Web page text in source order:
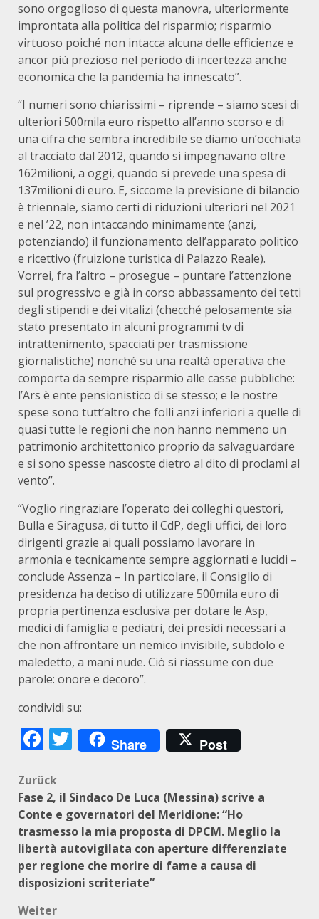
sono orgoglioso di questa manovra, ulteriormente
improntata alla politica del risparmio; risparmio
virtuoso poiché non intacca alcuna delle efficienze e
ancor più prezioso nel periodo di incertezza anche
economica che la pandemia ha innescato”.
“I numeri sono chiarissimi – riprende – siamo scesi di
ulteriori 500mila euro rispetto all’anno scorso e di
una cifra che sembra incredibile se diamo un’occhiata
al tracciato dal 2012, quando si impegnavano oltre
162milioni, a oggi, quando si prevede una spesa di
137milioni di euro. E, siccome la previsione di bilancio
è triennale, siamo certi di riduzioni ulteriori nel 2021
e nel ’22, non intaccando minimamente (anzi,
potenziando) il funzionamento dell’apparato politico
e ricettivo (fruizione turistica di Palazzo Reale).
Vorrei, fra l’altro – prosegue – puntare l’attenzione
sul progressivo e già in corso abbassamento dei tetti
degli stipendi e dei vitalizi (checché pelosamente sia
stato presentato in alcuni programmi tv di
intrattenimento, spacciati per trasmissione
giornalistiche) nonché su una realtà operativa che
comporta da sempre risparmio alle casse pubbliche:
l’Ars è ente pensionistico di se stesso; e le nostre
spese sono tutt’altro che folli anzi inferiori a quelle di
quasi tutte le regioni che non hanno nemmeno un
patrimonio architettonico proprio da salvaguardare
e si sono spesse nascoste dietro al dito di proclami al
vento”.
“Voglio ringraziare l’operato dei colleghi questori,
Bulla e Siragusa, di tutto il CdP, degli uffici, dei loro
dirigenti grazie ai quali possiamo lavorare in
armonia e tecnicamente sempre aggiornati e lucidi –
conclude Assenza – In particolare, il Consiglio di
presidenza ha deciso di utilizzare 500mila euro di
propria pertinenza esclusiva per dotare le Asp,
medici di famiglia e pediatri, dei presìdi necessari a
che non affrontare un nemico invisibile, subdolo e
maledetto, a mani nude. Ciò si riassume con due
parole: onore e decoro”.
condividi su:
Facebook
Twitter
Share Post
Beitragsnavigation
Zurück
Fase 2, il Sindaco De Luca (Messina) scrive a
Conte e governatori del Meridione: “Ho
trasmesso la mia proposta di DPCM. Meglio la
libertà autovigilata con aperture differenziate
per regione che morire di fame a causa di
disposizioni scriteriate”
Weiter